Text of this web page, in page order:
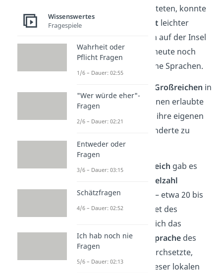
große Gebiete ausbreiteten, konnte
die
sprachliche Vielfalt leichter
erhalten bleiben. Allein auf der Insel
Neuguinea existieren heute noch
rund 1.000 verschiedene Sprachen.
Abwesenheit von Großreichen in
bestimmten Weltregionen erlaubte
es den Einheimischen, ihre eigenen
Sprachen über Jahrhunderte zu
bewahren.
Vor dem Römischen Reich gab es
Vielzahl
regionaler Sprachen
— etwa 20 bis
30 allein auf dem Gebiet des
heutigen Italiens. Als sich das
Lateinische als Amtssprache des
Römischen Reiches durchsetzte,
verschwanden viele dieser lokalen
Wissenswertes
Fragespiele
Wahrheit oder
Pflicht Fragen
1/6 – Dauer: 02:55
"Wer würde eher"-
Fragen
2/6 – Dauer: 02:21
Entweder oder
Fragen
3/6 – Dauer: 03:15
Schätzfragen
4/6 – Dauer: 02:52
Ich hab noch nie
Fragen
5/6 – Dauer: 02:13